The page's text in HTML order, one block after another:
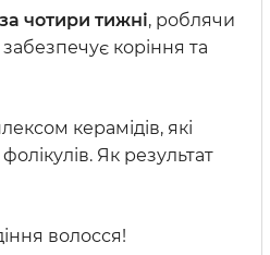
чотири тижні, роблячи
коріння та
керамідів, які
Як результат
волосся!